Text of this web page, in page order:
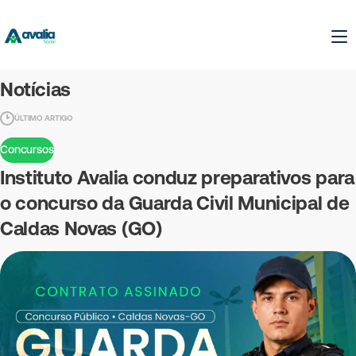
Notícias
ÚLTIMO ARTIGO
Concursos
Instituto Avalia conduz preparativos para
o concurso da Guarda Civil Municipal de
Caldas Novas (GO)